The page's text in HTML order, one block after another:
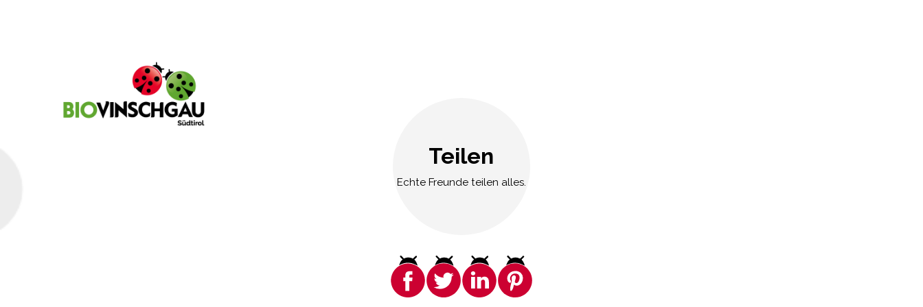
Teilen
Echte Freunde teilen alles.